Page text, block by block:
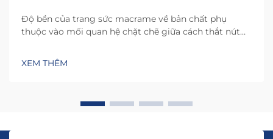
Độ bền của trang sức macrame về bản chất phụ
thuộc vào mối quan hệ chặt chẽ giữa cách thắt nút
ra các mô hình lực căng riêng biệt, từ đó quyết định
mức độ chịu đựng của sản phẩm trước hao mòn do
XEM THÊM